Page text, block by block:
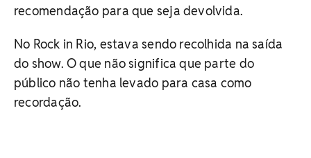
recomendação para que seja devolvida.
No Rock in Rio, estava sendo recolhida na saída
do show. O que não significa que parte do
público não tenha levado para casa como
recordação.